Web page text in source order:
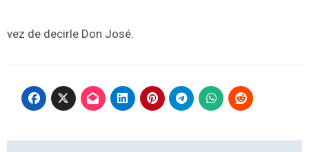
vez de decirle Don José.